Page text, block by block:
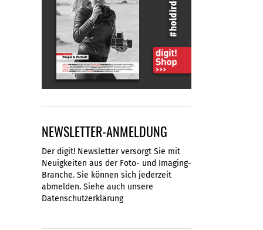
NEWSLETTER-ANMELDUNG
Der digit! Newsletter versorgt Sie mit
Neuigkeiten aus der Foto- und Imaging-
Branche. Sie können sich jederzeit
abmelden. Siehe auch unsere
Datenschutzerklärung